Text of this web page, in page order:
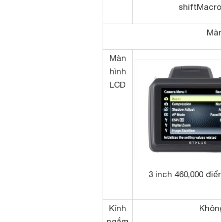
Màn
hình
LCD
3 inch 460,000
Kính